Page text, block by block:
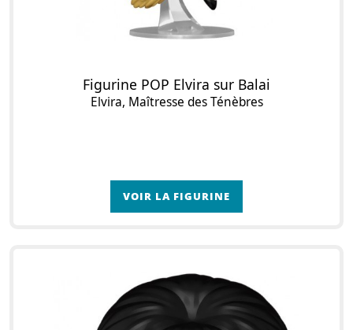
Figurine POP Elvira sur Balai
Elvira, Maîtresse des Ténèbres
VOIR LA FIGURINE